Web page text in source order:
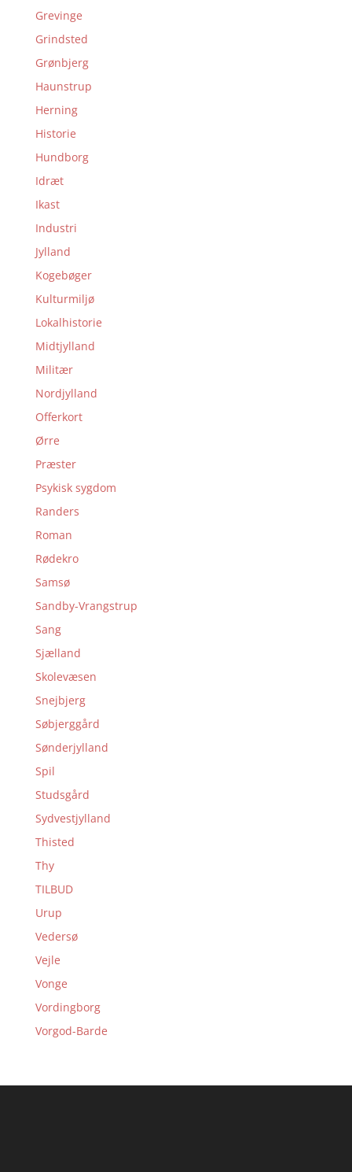
Grevinge
Grindsted
Grønbjerg
Haunstrup
Herning
Historie
Hundborg
Idræt
Ikast
Industri
Jylland
Kogebøger
Kulturmiljø
Lokalhistorie
Midtjylland
Militær
Nordjylland
Offerkort
Ørre
Præster
Psykisk sygdom
Randers
Roman
Rødekro
Samsø
Sandby-Vrangstrup
Sang
Sjælland
Skolevæsen
Snejbjerg
Søbjerggård
Sønderjylland
Spil
Studsgård
Sydvestjylland
Thisted
Thy
TILBUD
Urup
Vedersø
Vejle
Vonge
Vordingborg
Vorgod-Barde